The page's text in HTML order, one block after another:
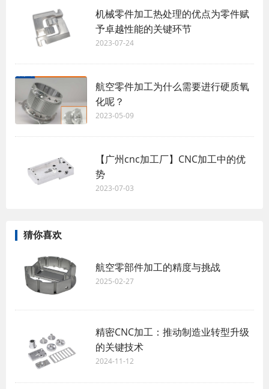
机械零件加工热处理的优点为零件赋
予卓越性能的关键环节
2023-07-24
航空零件加工为什么需要进行硬质氧
化呢？
2023-05-09
【广州cnc加工厂】CNC加工中的优
势
2023-07-03
猜你喜欢
航空零部件加工的精度与挑战
2025-02-27
精密CNC加工：推动制造业转型升级
的关键技术
2024-11-12